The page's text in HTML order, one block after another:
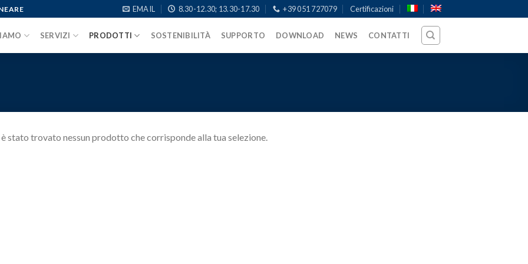
EMAIL 8.30-12.30; 13.30-17.30 +39 051 727079 Certificazioni
SERVIZI PRODOTTI SOSTENIBILITÀ SUPPORTO DOWNLOAD NEWS CONTATTI
stato trovato nessun prodotto che corrisponde alla tua selezione.